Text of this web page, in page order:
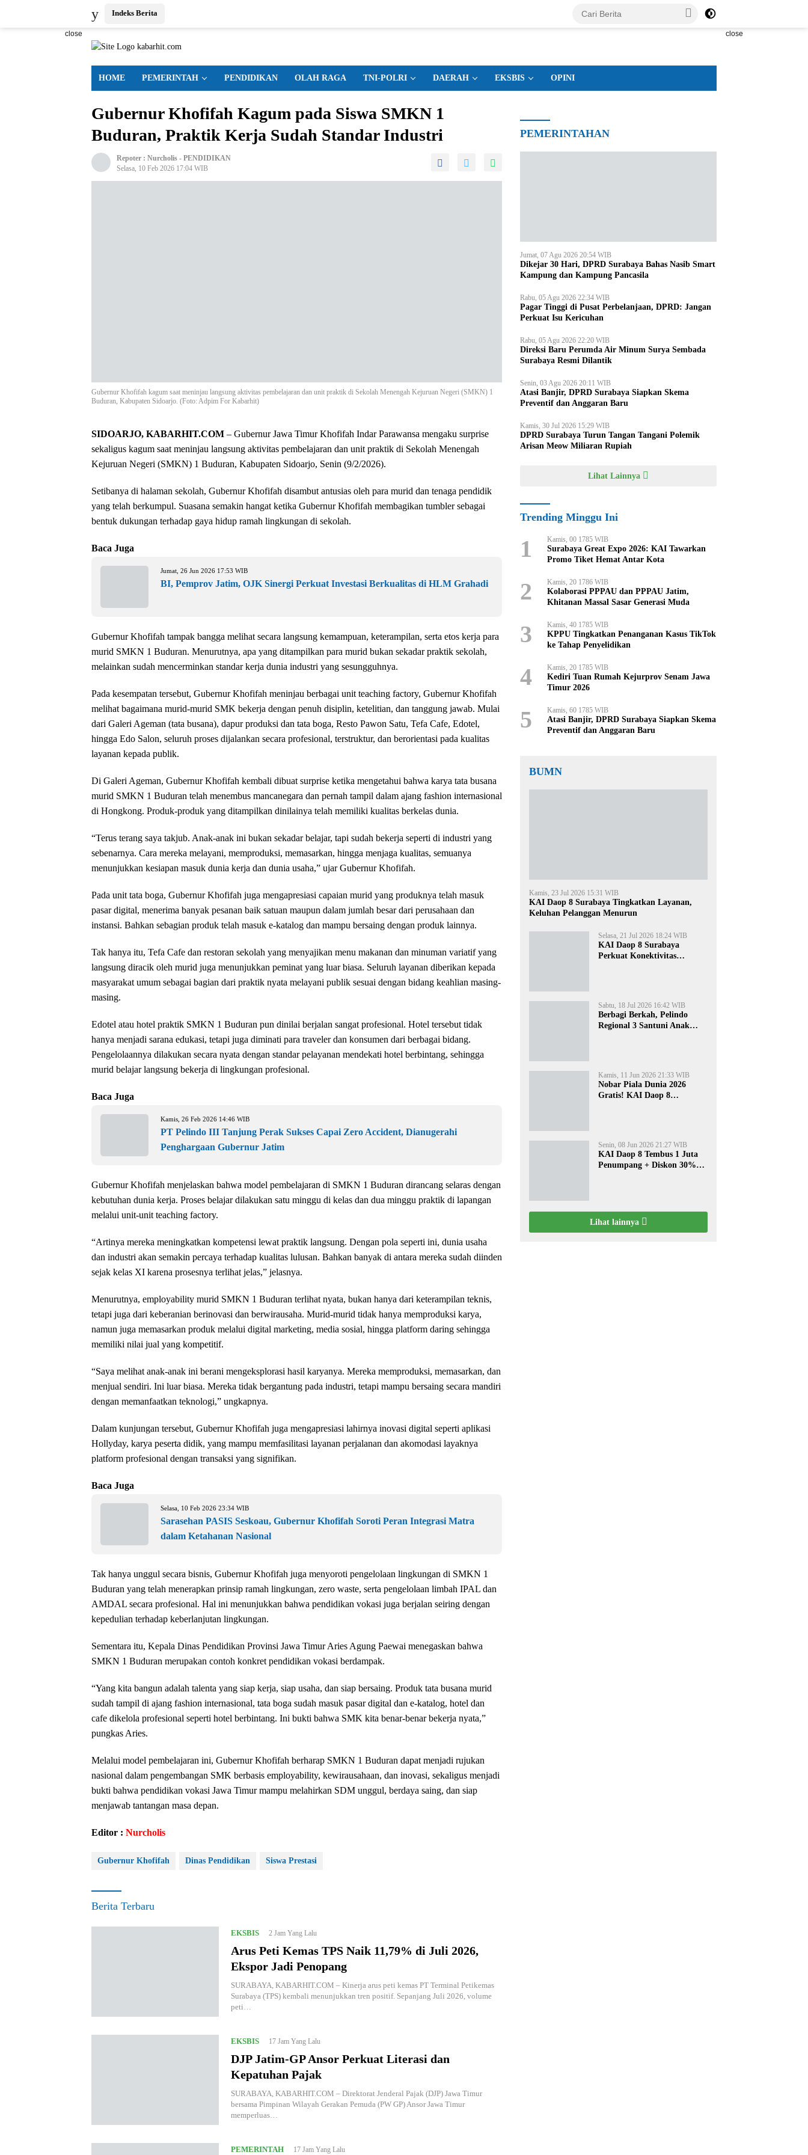
Indeks Berita
close close
HOME PEMERINTAH PENDIDIKAN OLAH RAGA TNI-POLRI DAERAH EKSBIS OPINI
Gubernur Khofifah Kagum pada Siswa SMKN 1
Buduran, Praktik Kerja Sudah Standar Industri
Repoter : Nurcholis - PENDIDIKAN
Selasa, 10 Feb 2026 17:04 WIB
Gubernur Khofifah kagum saat meninjau langsung aktivitas pembelajaran dan unit praktik di Sekolah Menengah Kejuruan Negeri (SMKN) 1
Buduran, Kabupaten Sidoarjo. (Foto: Adpim For Kabarhit)
SIDOARJO, KABARHIT.COM – Gubernur Jawa Timur Khofifah Indar Parawansa mengaku surprise
sekaligus kagum saat meninjau langsung aktivitas pembelajaran dan unit praktik di Sekolah Menengah
Kejuruan Negeri (SMKN) 1 Buduran, Kabupaten Sidoarjo, Senin (9/2/2026).
Setibanya di halaman sekolah, Gubernur Khofifah disambut antusias oleh para murid dan tenaga pendidik
yang telah berkumpul. Suasana semakin hangat ketika Gubernur Khofifah membagikan tumbler sebagai
bentuk dukungan terhadap gaya hidup ramah lingkungan di sekolah.
Baca Juga
Jumat, 26 Jun 2026 17:53 WIB
BI, Pemprov Jatim, OJK Sinergi Perkuat Investasi Berkualitas di HLM Grahadi
Gubernur Khofifah tampak bangga melihat secara langsung kemampuan, keterampilan, serta etos kerja para
murid SMKN 1 Buduran. Menurutnya, apa yang ditampilkan para murid bukan sekadar praktik sekolah,
melainkan sudah mencerminkan standar kerja dunia industri yang sesungguhnya.
Pada kesempatan tersebut, Gubernur Khofifah meninjau berbagai unit teaching factory, Gubernur Khofifah
melihat bagaimana murid-murid SMK bekerja dengan penuh disiplin, ketelitian, dan tanggung jawab. Mulai
dari Galeri Ageman (tata busana), dapur produksi dan tata boga, Resto Pawon Satu, Tefa Cafe, Edotel,
hingga Edo Salon, seluruh proses dijalankan secara profesional, terstruktur, dan berorientasi pada kualitas
layanan kepada publik.
Di Galeri Ageman, Gubernur Khofifah kembali dibuat surprise ketika mengetahui bahwa karya tata busana
murid SMKN 1 Buduran telah menembus mancanegara dan pernah tampil dalam ajang fashion internasional
di Hongkong. Produk-produk yang ditampilkan dinilainya telah memiliki kualitas berkelas dunia.
“Terus terang saya takjub. Anak-anak ini bukan sekadar belajar, tapi sudah bekerja seperti di industri yang
sebenarnya. Cara mereka melayani, memproduksi, memasarkan, hingga menjaga kualitas, semuanya
menunjukkan kesiapan masuk dunia kerja dan dunia usaha,” ujar Gubernur Khofifah.
Pada unit tata boga, Gubernur Khofifah juga mengapresiasi capaian murid yang produknya telah masuk
pasar digital, menerima banyak pesanan baik satuan maupun dalam jumlah besar dari perusahaan dan
instansi. Bahkan sebagian produk telah masuk e-katalog dan mampu bersaing dengan produk lainnya.
Tak hanya itu, Tefa Cafe dan restoran sekolah yang menyajikan menu makanan dan minuman variatif yang
langsung diracik oleh murid juga menunjukkan peminat yang luar biasa. Seluruh layanan diberikan kepada
masyarakat umum sebagai bagian dari praktik nyata melayani publik sesuai dengan bidang keahlian masing-
masing.
Edotel atau hotel praktik SMKN 1 Buduran pun dinilai berjalan sangat profesional. Hotel tersebut tidak
hanya menjadi sarana edukasi, tetapi juga diminati para traveler dan konsumen dari berbagai bidang.
Pengelolaannya dilakukan secara nyata dengan standar pelayanan mendekati hotel berbintang, sehingga
murid belajar langsung bekerja di lingkungan profesional.
Baca Juga
Kamis, 26 Feb 2026 14:46 WIB
PT Pelindo III Tanjung Perak Sukses Capai Zero Accident, Dianugerahi
Penghargaan Gubernur Jatim
Gubernur Khofifah menjelaskan bahwa model pembelajaran di SMKN 1 Buduran dirancang selaras dengan
kebutuhan dunia kerja. Proses belajar dilakukan satu minggu di kelas dan dua minggu praktik di lapangan
melalui unit-unit teaching factory.
“Artinya mereka meningkatkan kompetensi lewat praktik langsung. Dengan pola seperti ini, dunia usaha
dan industri akan semakin percaya terhadap kualitas lulusan. Bahkan banyak di antara mereka sudah diinden
sejak kelas XI karena prosesnya terlihat jelas,” jelasnya.
Menurutnya, employability murid SMKN 1 Buduran terlihat nyata, bukan hanya dari keterampilan teknis,
tetapi juga dari keberanian berinovasi dan berwirausaha. Murid-murid tidak hanya memproduksi karya,
namun juga memasarkan produk melalui digital marketing, media sosial, hingga platform daring sehingga
memiliki nilai jual yang kompetitif.
“Saya melihat anak-anak ini berani mengeksplorasi hasil karyanya. Mereka memproduksi, memasarkan, dan
menjual sendiri. Ini luar biasa. Mereka tidak bergantung pada industri, tetapi mampu bersaing secara mandiri
dengan memanfaatkan teknologi,” ungkapnya.
Dalam kunjungan tersebut, Gubernur Khofifah juga mengapresiasi lahirnya inovasi digital seperti aplikasi
Hollyday, karya peserta didik, yang mampu memfasilitasi layanan perjalanan dan akomodasi layaknya
platform profesional dengan transaksi yang signifikan.
Baca Juga
Selasa, 10 Feb 2026 23:34 WIB
Sarasehan PASIS Seskoau, Gubernur Khofifah Soroti Peran Integrasi Matra
dalam Ketahanan Nasional
Tak hanya unggul secara bisnis, Gubernur Khofifah juga menyoroti pengelolaan lingkungan di SMKN 1
Buduran yang telah menerapkan prinsip ramah lingkungan, zero waste, serta pengelolaan limbah IPAL dan
AMDAL secara profesional. Hal ini menunjukkan bahwa pendidikan vokasi juga berjalan seiring dengan
kepedulian terhadap keberlanjutan lingkungan.
Sementara itu, Kepala Dinas Pendidikan Provinsi Jawa Timur Aries Agung Paewai menegaskan bahwa
SMKN 1 Buduran merupakan contoh konkret pendidikan vokasi berdampak.
“Yang kita bangun adalah talenta yang siap kerja, siap usaha, dan siap bersaing. Produk tata busana murid
sudah tampil di ajang fashion internasional, tata boga sudah masuk pasar digital dan e-katalog, hotel dan
cafe dikelola profesional seperti hotel berbintang. Ini bukti bahwa SMK kita benar-benar bekerja nyata,”
pungkas Aries.
Melalui model pembelajaran ini, Gubernur Khofifah berharap SMKN 1 Buduran dapat menjadi rujukan
nasional dalam pengembangan SMK berbasis employability, kewirausahaan, dan inovasi, sekaligus menjadi
bukti bahwa pendidikan vokasi Jawa Timur mampu melahirkan SDM unggul, berdaya saing, dan siap
menjawab tantangan masa depan.
Editor : Nurcholis
Gubernur Khofifah Dinas Pendidikan Siswa Prestasi
Berita Terbaru
EKSBIS 2 Jam Yang Lalu
Arus Peti Kemas TPS Naik 11,79% di Juli 2026,
Ekspor Jadi Penopang
SURABAYA, KABARHIT.COM – Kinerja arus peti kemas PT Terminal Petikemas
Surabaya (TPS) kembali menunjukkan tren positif. Sepanjang Juli 2026, volume
peti…
EKSBIS 17 Jam Yang Lalu
DJP Jatim-GP Ansor Perkuat Literasi dan
Kepatuhan Pajak
SURABAYA, KABARHIT.COM – Direktorat Jenderal Pajak (DJP) Jawa Timur
bersama Pimpinan Wilayah Gerakan Pemuda (PW GP) Ansor Jawa Timur
memperluas…
PEMERINTAH 17 Jam Yang Lalu
PEMERINTAHAN
Jumat, 07 Agu 2026 20:54 WIB
Dikejar 30 Hari, DPRD Surabaya Bahas Nasib Smart
Kampung dan Kampung Pancasila
Rabu, 05 Agu 2026 22:34 WIB
Pagar Tinggi di Pusat Perbelanjaan, DPRD: Jangan
Perkuat Isu Kericuhan
Rabu, 05 Agu 2026 22:20 WIB
Direksi Baru Perumda Air Minum Surya Sembada
Surabaya Resmi Dilantik
Senin, 03 Agu 2026 20:11 WIB
Atasi Banjir, DPRD Surabaya Siapkan Skema
Preventif dan Anggaran Baru
Kamis, 30 Jul 2026 15:29 WIB
DPRD Surabaya Turun Tangan Tangani Polemik
Arisan Meow Miliaran Rupiah
Lihat Lainnya
Trending Minggu Ini
1 Kamis, 00 1785 WIB
Surabaya Great Expo 2026: KAI Tawarkan
Promo Tiket Hemat Antar Kota
2 Kamis, 20 1786 WIB
Kolaborasi PPPAU dan PPPAU Jatim,
Khitanan Massal Sasar Generasi Muda
3 Kamis, 40 1785 WIB
KPPU Tingkatkan Penanganan Kasus TikTok
ke Tahap Penyelidikan
4 Kamis, 20 1785 WIB
Kediri Tuan Rumah Kejurprov Senam Jawa
Timur 2026
5 Kamis, 60 1785 WIB
Atasi Banjir, DPRD Surabaya Siapkan Skema
Preventif dan Anggaran Baru
BUMN
Kamis, 23 Jul 2026 15:31 WIB
KAI Daop 8 Surabaya Tingkatkan Layanan,
Keluhan Pelanggan Menurun
Selasa, 21 Jul 2026 18:24 WIB
KAI Daop 8 Surabaya
Perkuat Konektivitas
Sabtu, 18 Jul 2026 16:42 WIB
Berbagi Berkah, Pelindo
Regional 3 Santuni Anak
Kamis, 11 Jun 2026 21:33 WIB
Nobar Piala Dunia 2026
Gratis! KAI Daop 8
Senin, 08 Jun 2026 21:27 WIB
KAI Daop 8 Tembus 1 Juta
Penumpang + Diskon 30%
Lihat lainnya